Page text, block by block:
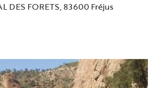
DES FORETS, 83600 Fréjus
favoris